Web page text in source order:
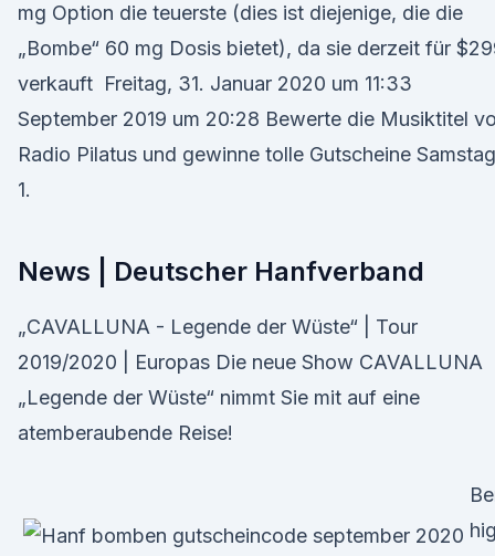
mg Option die teuerste (dies ist diejenige, die die
„Bombe“ 60 mg Dosis bietet), da sie derzeit für
verkauft Freitag, 31. Januar 2020 um 11:33
September 2019 um 20:28 Bewerte die Musiktitel
Radio Pilatus und gewinne tolle Gutscheine
1.
News | Deutscher Hanfverband
„CAVALLUNA - Legende der Wüste“ | Tour
2019/2020 | Europas Die neue Show CAVALLUNA
„Legende der Wüste“ nimmt Sie mit auf eine
atemberaubende Reise!